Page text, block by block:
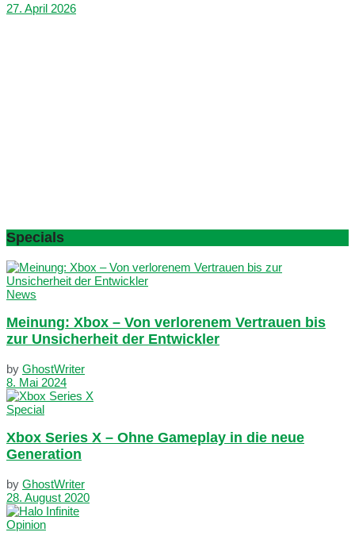
27. April 2026
Specials
News
Meinung: Xbox – Von verlorenem Vertrauen bis
zur Unsicherheit der Entwickler
by GhostWriter
8. Mai 2024
Special
Xbox Series X – Ohne Gameplay in die neue
Generation
by GhostWriter
28. August 2020
Opinion